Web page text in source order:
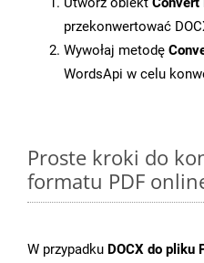
przekonwertować
Wywołaj metodę
WordsApi w celu
Proste kroki do
formatu PDF
W przypadku DOCX do pliku